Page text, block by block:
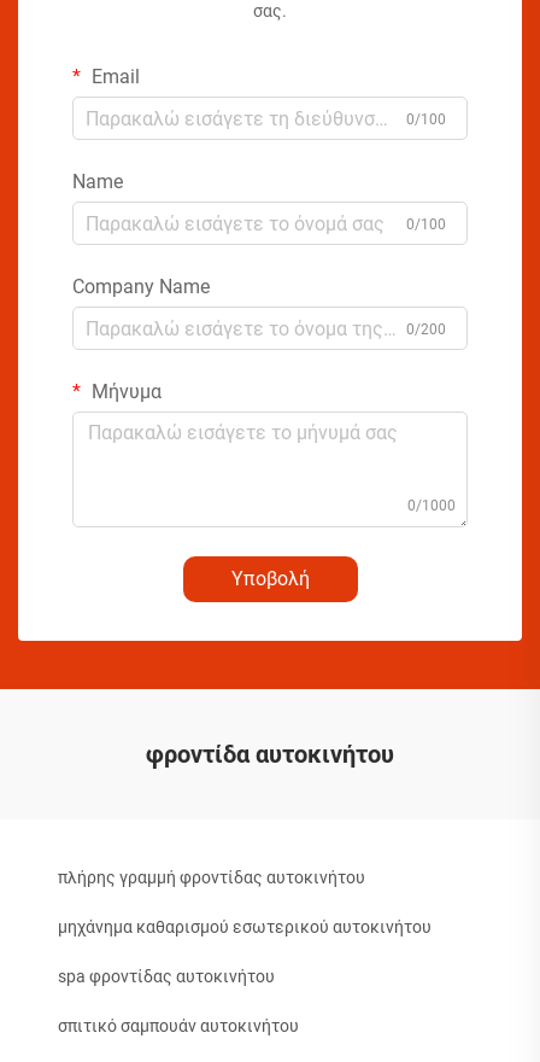
σας.
Email
0/100
Name
0/100
Company Name
0/200
Μήνυμα
0/1000
Υποβολή
φροντίδα αυτοκινήτου
πλήρης γραμμή φροντίδας αυτοκινήτου
μηχάνημα καθαρισμού εσωτερικού αυτοκινήτου
spa φροντίδας αυτοκινήτου
σπιτικό σαμπουάν αυτοκινήτου